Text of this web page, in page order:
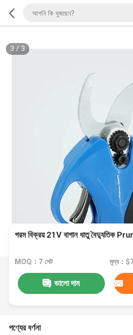
3 / 3
গরম বিক্রয় 21V বাগান ধাতু বৈদ্যুতিক
MOQ：7 সেট মূল্য：
ভালো দাম
পণ্যের বর্ণনা